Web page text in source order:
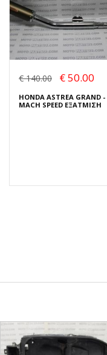
€ 140.00 € 50.00
HONDA ASTREA GRAND -
MACH SPEED ΕΞΑΤΜΙΣΗ